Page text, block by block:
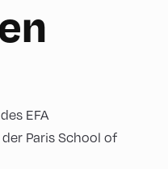
EFA
Paris School of